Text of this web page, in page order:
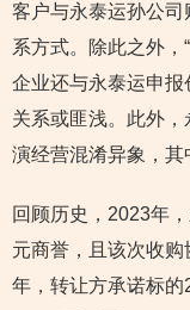
客户与永泰运孙公
系方式。除此之外，
企业还与永泰运申报
关系或匪浅。此外
演经营混淆异象，其
回顾历史，2023年
元商誉，且该次收
年，转让方承诺标